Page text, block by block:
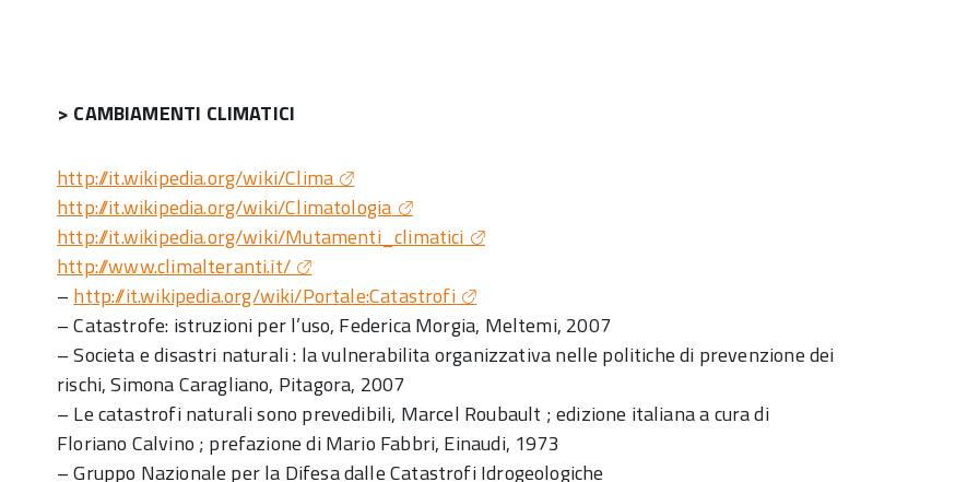
> CAMBIAMENTI CLIMATICI
http://it.wikipedia.org/wiki/Clima
http://it.wikipedia.org/wiki/Climatologia
http://it.wikipedia.org/wiki/Mutamenti_climatici
http://www.climalteranti.it/
– http://it.wikipedia.org/wiki/Portale:Catastrofi
– Catastrofe: istruzioni per l’uso, Federica Morgia, Meltemi, 2007
– Societa e disastri naturali : la vulnerabilita organizzativa nelle politiche di prevenzione dei
rischi, Simona Caragliano, Pitagora, 2007
– Le catastrofi naturali sono prevedibili, Marcel Roubault ; edizione italiana a cura di
Floriano Calvino ; prefazione di Mario Fabbri, Einaudi, 1973
– Gruppo Nazionale per la Difesa dalle Catastrofi Idrogeologiche